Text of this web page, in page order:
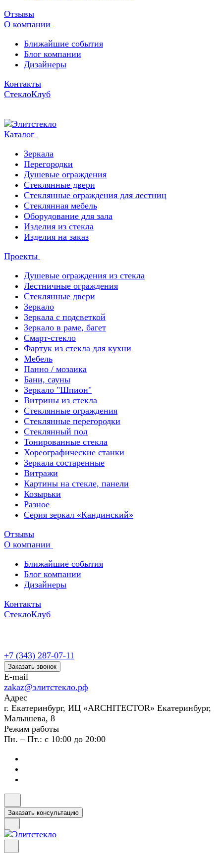
Отзывы
О компании
Ближайшие события
Блог компании
Дизайнеры
Контакты
СтеклоКлуб
Каталог
Зеркала
Перегородки
Душевые ограждения
Стеклянные двери
Стеклянные ограждения для лестниц
Стеклянная мебель
Оборудование для зала
Изделия из стекла
Изделия на заказ
Проекты
Душевые ограждения из стекла
Лестничные ограждения
Стеклянные двери
Зеркало
Зеркала с подсветкой
Зеркало в раме, багет
Смарт-стекло
Фартук из стекла для кухни
Мебель
Панно / мозаика
Бани, сауны
Зеркало "Шпион"
Витрины из стекла
Стеклянные ограждения
Стеклянные перегородки
Стеклянный пол
Тонированные стекла
Хореографические станки
Зеркала состаренные
Витражи
Картины на стекле, панели
Козырьки
Разное
Серия зеркал «Кандинский»
Отзывы
О компании
Ближайшие события
Блог компании
Дизайнеры
Контакты
СтеклоКлуб
+7 (343) 287-07-11
Заказать звонок
E-mail
zakaz@элитстекло.рф
Адрес
г. Екатеринбург, ИЦ «ARCHITECTOR» Екатеринбург,
Малышева, 8
Режим работы
Пн. – Пт.: с 10:00 до 20:00
Заказать консультацию